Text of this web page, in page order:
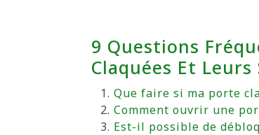
9 Questions
Claquées Et
Que faire si ma porte
Comment ouvrir une
Est-il possible de